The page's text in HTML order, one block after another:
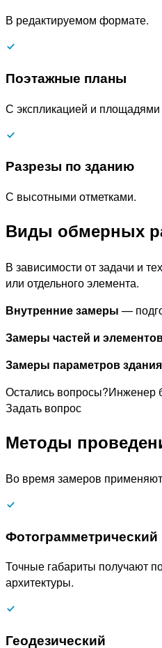
В редактируемом формате.
Поэтажные планы
С экспликацией и
Разрезы по зданию
С высотными отметками.
Виды обмерных
В зависимости от задачи и
или отдельного элемента.
Внутренние замеры —
Замеры частей и
Замеры параметров здания
Остались вопросы?Инженер
Задать вопрос
Методы
Во время замеров
Фотограмметрический
Точные габариты получают
архитектуры.
Геодезический